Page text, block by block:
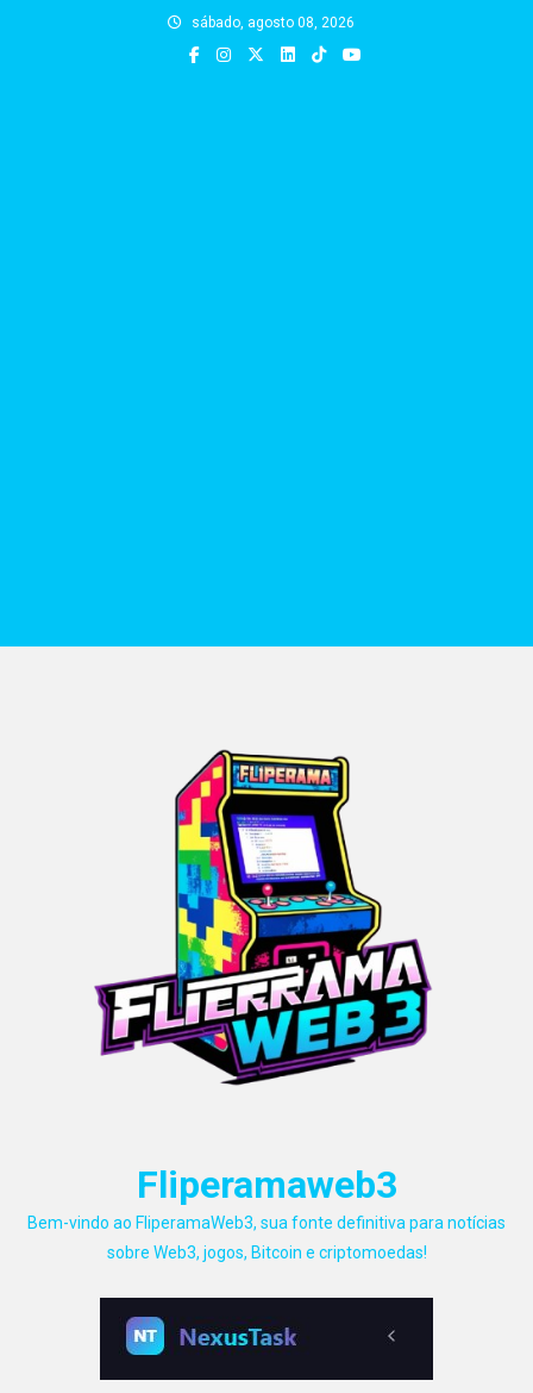
sábado, agosto 08, 2026
Fliperamaweb3
Bem-vindo ao FliperamaWeb3, sua fonte definitiva para notícias
sobre Web3, jogos, Bitcoin e criptomoedas!